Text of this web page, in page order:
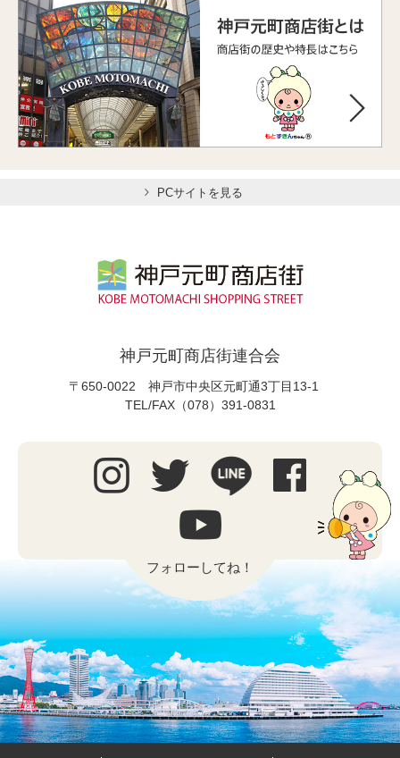
PCサイトを見る
神戸元町商店街連合会
〒650-0022 神戸市中央区元町通3丁目13-1
TEL/FAX（078）391-0831
フォローしてね！